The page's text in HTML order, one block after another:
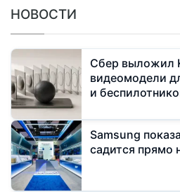
НОВОСТИ
Сбер выложил
видеомодели
и
Samsung
садится прямо